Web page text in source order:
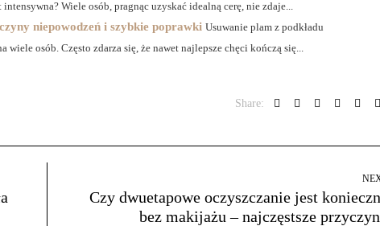
Wiele osób, pragnąc uzyskać idealną cerę, nie zdaje...
niepowodzeń i szybkie poprawki Usuwanie plam z podkładu
osób. Często zdarza się, że nawet najlepsze chęci kończą się...
Share:
Czy dwuetapowe oczyszczanie jest
bez makijażu – najczęstsze